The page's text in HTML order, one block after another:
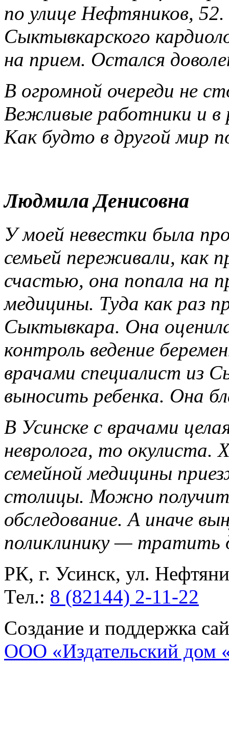
по улице Нефтяников,
Сыктывкарского
на прием. Остался
В огромной очереди не
Вежливые работники и в
Как будто в другой мир
Людмила Денисовна
У моей невестки была
семьей переживали, как
счастью, она попала на
медицины. Туда как раз
Сыктывкара. Она
контроль ведение
врачами специалист из
выносить ребенка. Она
В Усинске с врачами
невролога, то окулиста.
семейной медицины
столицы. Можно
обследование. А иначе
поликлинику — тратить
РК, г. Усинск, ул.
Тел.: 8 (82144) 2-11-22
Создание и поддержка
ООО «Издательский дом